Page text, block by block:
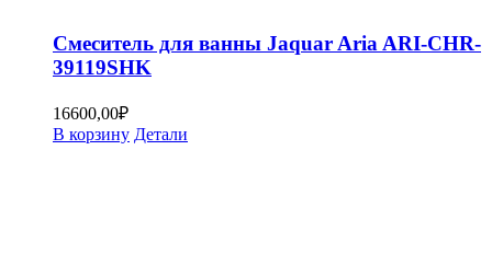
Смеситель для ванны Jaquar Aria ARI-CHR-
39119SHK
16600,00₽
В корзину Детали